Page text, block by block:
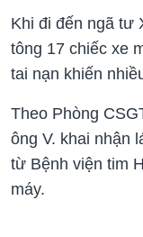
Khi đi đến ngã tư
tông 17 chiếc xe
tai nạn khiến
Theo Phòng
ông V. khai nhận
từ Bệnh viện tim
máy.